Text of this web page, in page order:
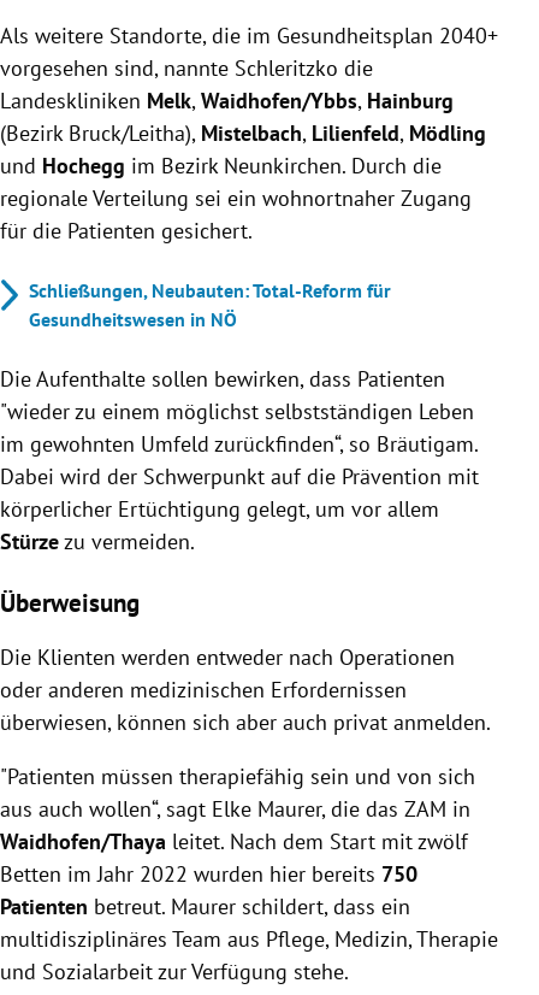
Als weitere Standorte, die im Gesundheitsplan 2040+
vorgesehen sind, nannte Schleritzko die
Landeskliniken Melk,Waidhofen/Ybbs, Hainburg
(Bezirk Bruck/Leitha), Mistelbach, Lilienfeld, Mödling
und Hochegg im Bezirk Neunkirchen. Durch die
regionale Verteilung sei ein wohnortnaher Zugang
für die Patienten gesichert.
Schließungen, Neubauten: Total-Reform für
Gesundheitswesen in NÖ
Die Aufenthalte sollen bewirken, dass Patienten
"wieder zu einem möglichst selbstständigen Leben
im gewohnten Umfeld zurückfinden“, so Bräutigam.
Dabei wird der Schwerpunkt auf die Prävention mit
körperlicher Ertüchtigung gelegt, um vor allem
Stürzezu vermeiden.
Überweisung
Die Klienten werden entweder nach Operationen
oder anderen medizinischen Erfordernissen
überwiesen, können sich aber auch privat anmelden.
"Patienten müssen therapiefähig sein und von sich
aus auch wollen“, sagt Elke Maurer, die das ZAM in
Waidhofen/Thaya leitet. Nach dem Start mit zwölf
Betten im Jahr 2022 wurden hier bereits 750
Patienten betreut. Maurer schildert, dass ein
multidisziplinäres Team aus Pflege, Medizin, Therapie
und Sozialarbeit zur Verfügung stehe.